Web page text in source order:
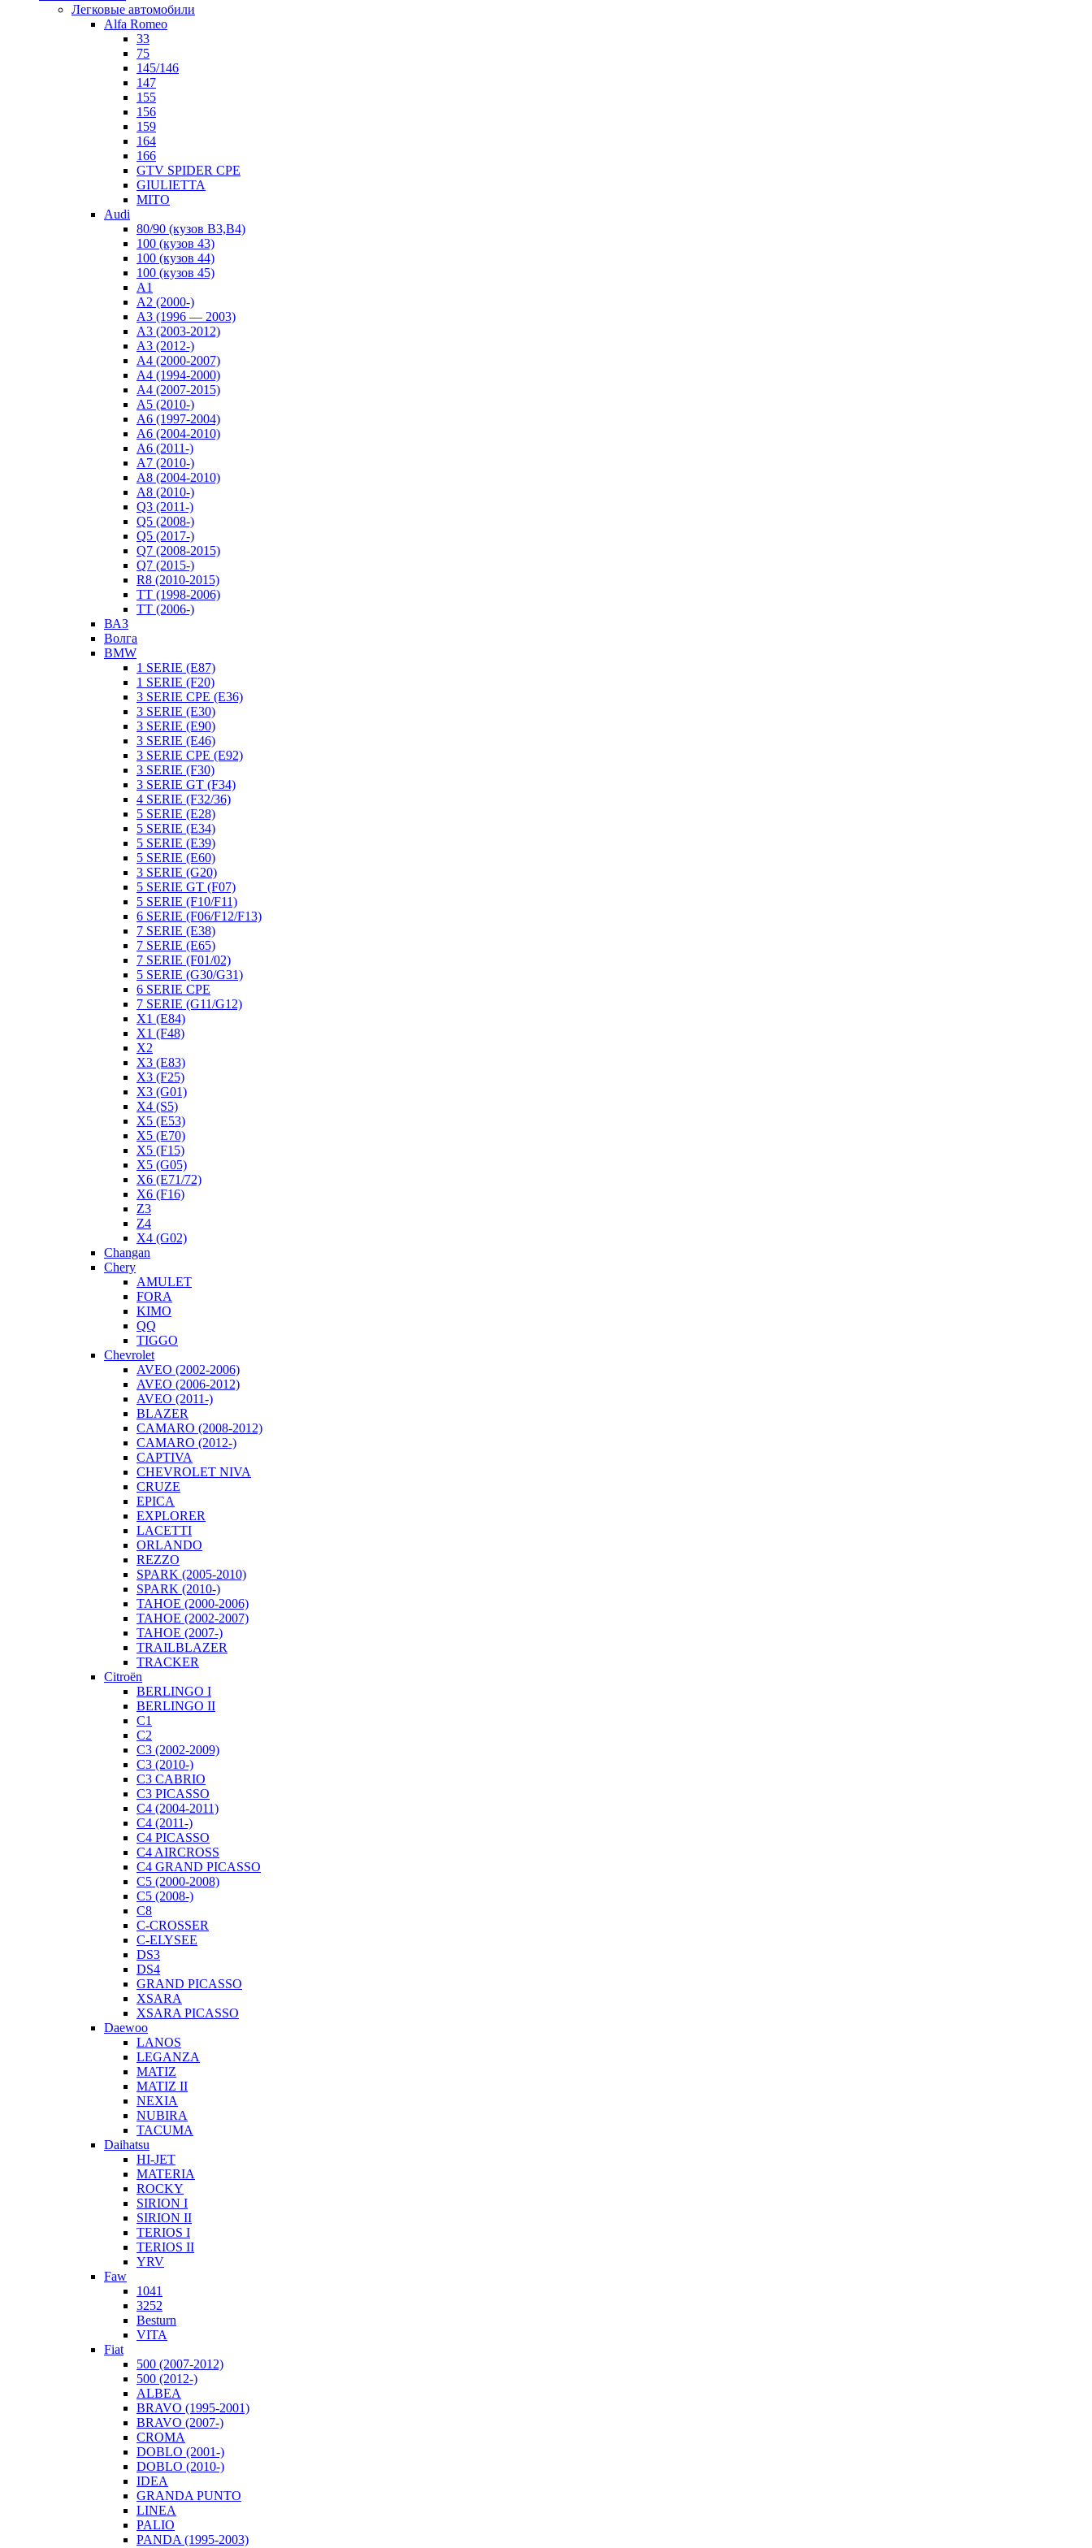
Легковые автомобили
Alfa Romeo
33
75
145/146
147
155
156
159
164
166
GTV SPIDER CPE
GIULIETTA
MITO
Audi
80/90 (кузов B3,B4)
100 (кузов 43)
100 (кузов 44)
100 (кузов 45)
A1
A2 (2000-)
A3 (1996 — 2003)
A3 (2003-2012)
A3 (2012-)
A4 (2000-2007)
A4 (1994-2000)
A4 (2007-2015)
A5 (2010-)
A6 (1997-2004)
A6 (2004-2010)
A6 (2011-)
A7 (2010-)
A8 (2004-2010)
A8 (2010-)
Q3 (2011-)
Q5 (2008-)
Q5 (2017-)
Q7 (2008-2015)
Q7 (2015-)
R8 (2010-2015)
TT (1998-2006)
TT (2006-)
ВАЗ
Волга
BMW
1 SERIE (E87)
1 SERIE (F20)
3 SERIE CPE (E36)
3 SERIE (E30)
3 SERIE (E90)
3 SERIE (E46)
3 SERIE CPE (E92)
3 SERIE (F30)
3 SERIE GT (F34)
4 SERIE (F32/36)
5 SERIE (E28)
5 SERIE (E34)
5 SERIE (E39)
5 SERIE (E60)
3 SERIE (G20)
5 SERIE GT (F07)
5 SERIE (F10/F11)
6 SERIE (F06/F12/F13)
7 SERIE (E38)
7 SERIE (E65)
7 SERIE (F01/02)
5 SERIE (G30/G31)
6 SERIE CPE
7 SERIE (G11/G12)
X1 (E84)
X1 (F48)
X2
X3 (E83)
X3 (F25)
X3 (G01)
X4 (S5)
X5 (E53)
X5 (E70)
X5 (F15)
X5 (G05)
X6 (E71/72)
X6 (F16)
Z3
Z4
X4 (G02)
Changan
Chery
AMULET
FORA
KIMO
QQ
TIGGO
Chevrolet
AVEO (2002-2006)
AVEO (2006-2012)
AVEO (2011-)
BLAZER
CAMARO (2008-2012)
CAMARO (2012-)
CAPTIVA
CHEVROLET NIVA
CRUZE
EPICA
EXPLORER
LACETTI
ORLANDO
REZZO
SPARK (2005-2010)
SPARK (2010-)
TAHOE (2000-2006)
TAHOE (2002-2007)
TAHOE (2007-)
TRAILBLAZER
TRACKER
Citroën
BERLINGO I
BERLINGO II
C1
C2
C3 (2002-2009)
C3 (2010-)
C3 CABRIO
C3 PICASSO
C4 (2004-2011)
C4 (2011-)
С4 PICASSO
C4 AIRCROSS
С4 GRAND PICASSO
C5 (2000-2008)
C5 (2008-)
C8
C-CROSSER
C-ELYSEE
DS3
DS4
GRAND PICASSO
XSARA
XSARA PICASSO
Daewoo
LANOS
LEGANZA
MATIZ
MATIZ II
NEXIA
NUBIRA
TACUMA
Daihatsu
HI-JET
MATERIA
ROCKY
SIRION I
SIRION II
TERIOS I
TERIOS II
YRV
Faw
1041
3252
Besturn
VITA
Fiat
500 (2007-2012)
500 (2012-)
ALBEA
BRAVO (1995-2001)
BRAVO (2007-)
CROMA
DOBLO (2001-)
DOBLO (2010-)
IDEA
GRANDA PUNTO
LINEA
PALIO
PANDA (1995-2003)